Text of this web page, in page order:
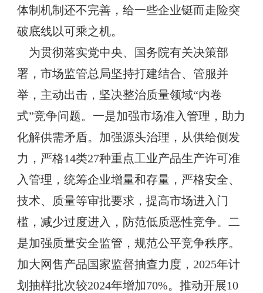
体制机制还不完善，给一些企业铤而走险突
破底线以可乘之机。
为贯彻落实党中央、国务院有关决策部
署，市场监管总局坚持打建结合、管服并
举，主动出击，坚决整治质量领域“内卷
式”竞争问题。一是加强市场准入管理，助力
化解供需矛盾。加强源头治理，从供给侧发
力，严格14类27种重点工业产品生产许可准
入管理，统筹企业增量和存量，严格安全、
技术、质量等审批要求，提高市场进入门
槛，减少过度进入，防范低质恶性竞争。二
是加强质量安全监管，规范公平竞争秩序。
加大网售产品国家监督抽查力度，2025年计
划抽样批次较2024年增加70%。推动开展10